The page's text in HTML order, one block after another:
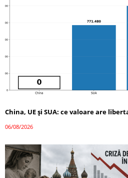
China, UE și SUA: ce valoare are
06/08/2026